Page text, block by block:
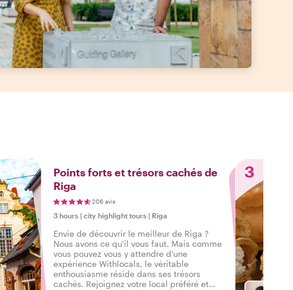
Points forts et trésors cachés de
Riga
206 avis
3 hours | city highlight tours | Riga
Envie de découvrir le meilleur de Riga ?
Nous avons ce qu'il vous faut. Mais comme
vous pouvez vous y attendre d'une
expérience Withlocals, le véritable
enthousiasme réside dans ses trésors
cachés. Rejoignez votre local préféré et
3